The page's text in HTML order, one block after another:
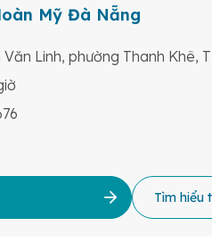
Mỹ Đà Nẵng
Văn Linh, phường Thanh Khê,
Tìm hiểu